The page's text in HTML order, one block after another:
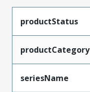
productStatus
productCategory
seriesName